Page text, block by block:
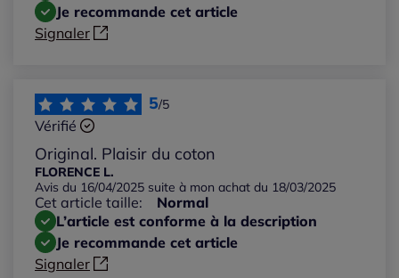
Notes les plus basses
Je recommande cet article
Signaler
5/5
Vérifié
Original. Plaisir du coton
FLORENCE L.
Avis du 16/04/2025 suite à mon achat du 18/03/2025
Cet article taille:
Normal
L’article est conforme à la description
Je recommande cet article
Signaler